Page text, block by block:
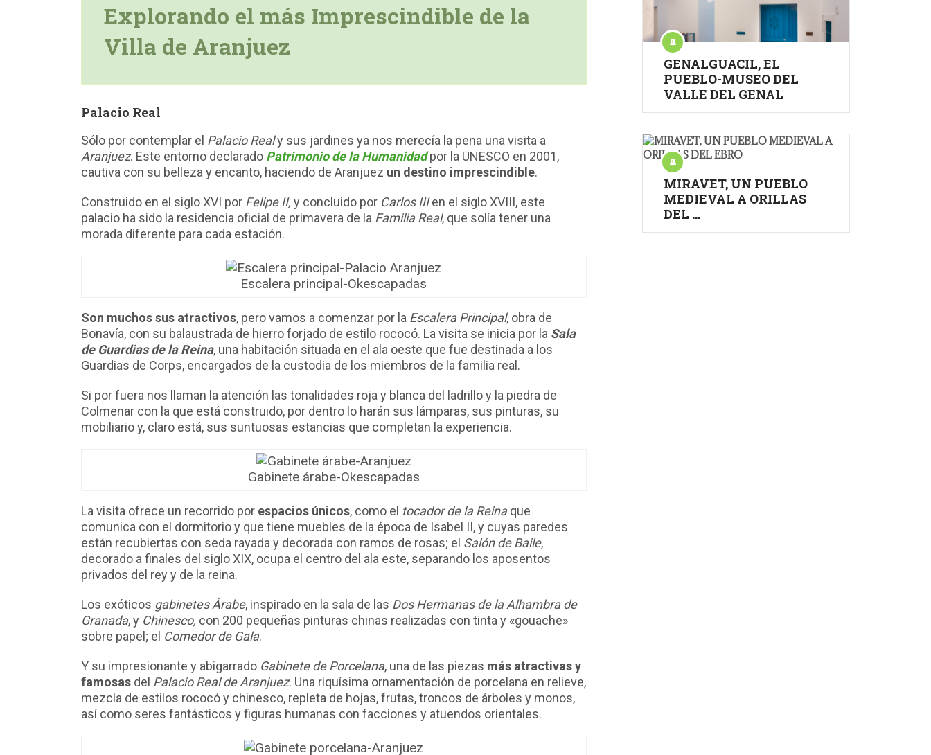
Explorando el más Imprescindible de la
Villa de Aranjuez
Palacio Real
Sólo por contemplar el Palacio Realy sus jardines ya nos merecía la pena una visita a
Aranjuez. Este entorno declarado Patrimonio de la Humanidadpor la UNESCO en 2001,
cautiva con su belleza y encanto, haciendo de Aranjuez un destino imprescindible.
Construido en el siglo XVI por Felipe II, y concluido por Carlos IIIen el siglo XVIII, este
palacio ha sido la residencia oficial de primavera de la Familia Real, que solía tener una
morada diferente para cada estación.
Escalera principal-Okescapadas
Son muchos sus atractivos, pero vamos a comenzar por la Escalera Principal, obra de
Bonavía, con su balaustrada de hierro forjado de estilo rococó. La visita se inicia por la Sala
de Guardias de la Reina, una habitación situada en el ala oeste que fue destinada a los
Guardias de Corps, encargados de la custodia de los miembros de la familia real.
Si por fuera nos llaman la atención las tonalidades roja y blanca del ladrillo y la piedra de
Colmenar con la que está construido, por dentro lo harán sus lámparas, sus pinturas, su
mobiliario y, claro está, sus suntuosas estancias que completan la experiencia.
Gabinete árabe-Okescapadas
La visita ofrece un recorrido por espacios únicos, como el tocador de la Reinaque
comunica con el dormitorio y que tiene muebles de la época de Isabel II, y cuyas paredes
están recubiertas con seda rayada y decorada con ramos de rosas; el Salón de Baile,
decorado a finales del siglo XIX, ocupa el centro del ala este, separando los aposentos
privados del rey y de la reina.
Los exóticos gabinetes Árabe, inspirado en la sala de las Dos Hermanas de la Alhambra de
Granada, y Chinesco, con 200 pequeñas pinturas chinas realizadas con tinta y «gouache»
sobre papel; el Comedor de Gala.
Y su impresionante y abigarrado Gabinete de Porcelana, una de las piezas más atractivas y
famosas del Palacio Real de Aranjuez. Una riquísima ornamentación de porcelana en relieve,
mezcla de estilos rococó y chinesco, repleta de hojas, frutas, troncos de árboles y monos,
así como seres fantásticos y figuras humanas con facciones y atuendos orientales.
GENALGUACIL, EL
PUEBLO-MUSEO DEL
VALLE DEL GENAL
MIRAVET, UN PUEBLO
MEDIEVAL A ORILLAS
DEL …